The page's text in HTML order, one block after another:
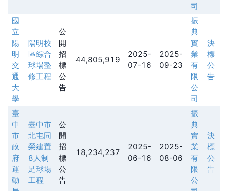
司
國
立
陽
明
交
通
大
學
陽明校
區綜合
球場整
修工程
公
開
招
標
公
告
44,805,919
2025-
07-16
2025-
09-23
振
典
實
業
有
限
公
司
決
標
公
告
臺
中
市
政
府
運
動
臺中市
北屯同
榮建置
8人制
足球場
工程
公
開
招
標
公
告
18,234,237
2025-
06-16
2025-
08-06
振
典
實
業
有
限
公
決
標
公
告